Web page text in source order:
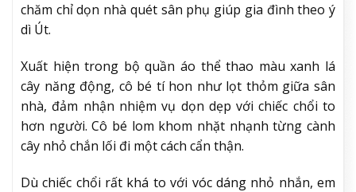
chăm chỉ dọn nhà quét sân phụ giúp gia đình theo ý
dì Út.
Xuất hiện trong bộ quần áo thể thao màu xanh lá
cây năng động, cô bé tí hon như lọt thỏm giữa sân
nhà, đảm nhận nhiệm vụ dọn dẹp với chiếc chổi to
hơn người. Cô bé lom khom nhặt nhạnh từng cành
cây nhỏ chắn lối đi một cách cẩn thận.
Dù chiếc chổi rất khá to với vóc dáng nhỏ nhắn, em